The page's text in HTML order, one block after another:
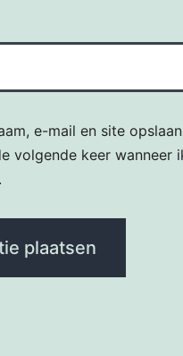
e-mail en site
volgende keer wanneer